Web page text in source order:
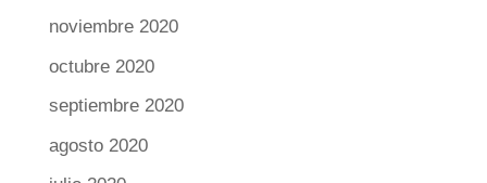
noviembre 2020
octubre 2020
septiembre 2020
agosto 2020